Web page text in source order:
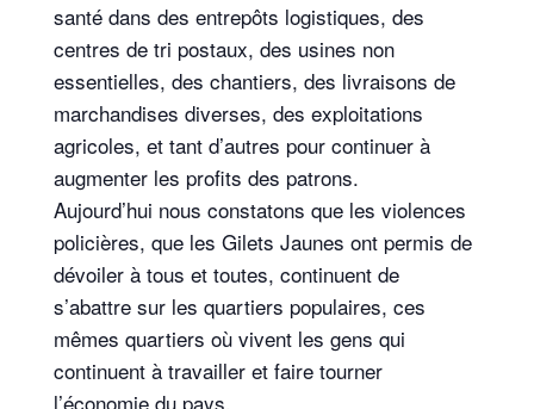
santé dans des entrepôts logistiques, des
centres de tri postaux, des usines non
essentielles, des chantiers, des livraisons de
marchandises diverses, des exploitations
agricoles, et tant d’autres pour continuer à
augmenter les profits des patrons.
Aujourd’hui nous constatons que les violences
policières, que les Gilets Jaunes ont permis de
dévoiler à tous et toutes, continuent de
s’abattre sur les quartiers populaires, ces
mêmes quartiers où vivent les gens qui
continuent à travailler et faire tourner
l’économie du pays.